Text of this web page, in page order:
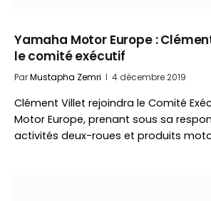
Yamaha Motor Europe :
le comité exécutif
ParMustapha Zemri 4 décembre 2019
Clément Villet rejoindra le Comité
Motor Europe, prenant sous sa
activités deux-roues et produits